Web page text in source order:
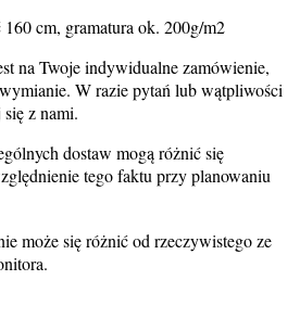
cm, gramatura ok. 200g/m2
na Twoje indywidualne zamówienie,
W razie pytań lub wątpliwości
z nami.
dostaw mogą różnić się
tego faktu przy planowaniu
może się różnić od rzeczywistego ze